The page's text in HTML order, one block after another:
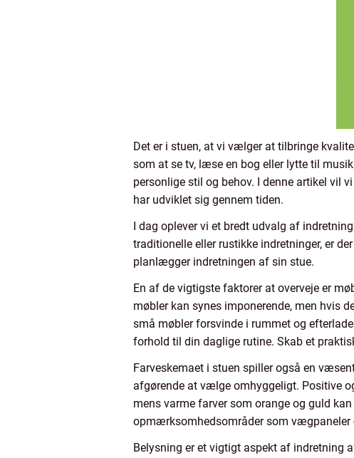
Det er i stuen, at vi vælger at tilbringe
som at se tv, læse en bog eller lytte til
personlige stil og behov. I denne artikel vil
har udviklet sig gennem tiden.
I dag oplever vi et bredt udvalg af
traditionelle eller rustikke indretninger, er
planlægger indretningen af sin stue.
En af de vigtigste faktorer at overveje er
møbler kan synes imponerende, men hvis
små møbler forsvinde i rummet og
forhold til din daglige rutine. Skab et
Farveskemaet i stuen spiller også en
afgørende at vælge omhyggeligt. Positive
mens varme farver som orange og guld
opmærksomhedsområder som vægpaneler
Belysning er et vigtigt aspekt af indretning